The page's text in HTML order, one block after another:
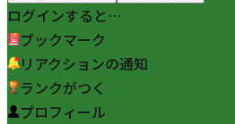
ログインすると…
ブックマーク
リアクションの通知
ランクがつく
プロフィール